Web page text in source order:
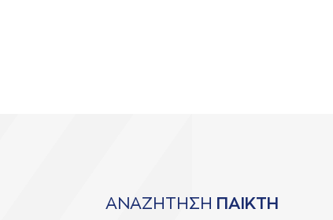
ΑΝΑΖΗΤΗΣΗ ΠΑΙΚΤΗ